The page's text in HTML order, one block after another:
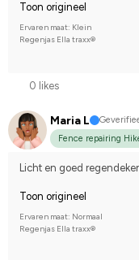
Toon origineel
Ervaren maat: Klein
Regenjas Ella traxx®
0 likes
Maria L
Fence repairing
Licht en goed
Toon origineel
Ervaren maat: Normaal
Regenjas Ella traxx®